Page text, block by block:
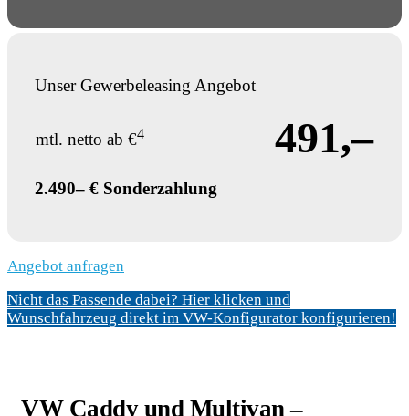
Unser Gewerbeleasing Angebot
mtl. netto ab €4 491,–
2.490– € Sonderzahlung
Angebot anfragen
Nicht das Passende dabei? Hier klicken und
Wunschfahrzeug direkt im VW-Konfigurator konfigurieren!
VW Caddy und Multivan –